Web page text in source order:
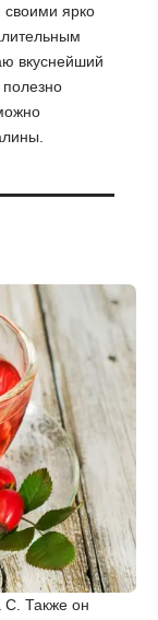
ярко
вкуснейший
С. Также он